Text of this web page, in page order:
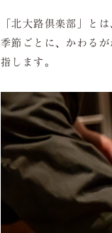
「北大路倶楽部」と
季節ごとに、かわる
指します。